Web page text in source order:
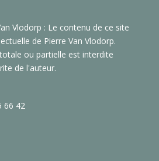
Vlodorp : Le contenu de ce site
de Pierre Van Vlodorp.
ou partielle est interdite
de l'auteur.
66 42